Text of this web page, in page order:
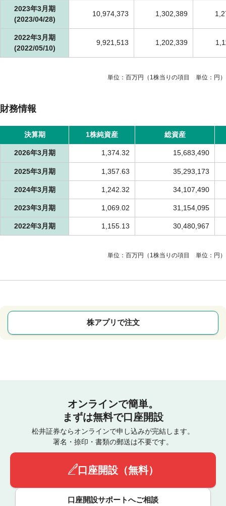
2023年3月期
(2023/04/28)
10,974,373 1,302,389
2022年3月期
(2022/05/10)
9,921,513 1,202,339
単位：百万円（1株当りの項目 単位：円）
財務情報
決算期 1株純資産 総資産
2026年3月期 1,374.32 15,683,490
2025年3月期 1,357.63 35,293,173
2024年3月期 1,242.32 34,107,490
2023年3月期 1,069.02 31,154,095
2022年3月期 1,155.13 30,480,967
単位：百万円（1株当りの項目 単位：円）
株アプリで注文
オンラインで簡単。
まずは無料で口座開設
松井証券ならオンラインで申し込みが完結します。
署名・捺印・書類の郵送は不要です。
口座開設（無料）
口座開設サポートへご相談